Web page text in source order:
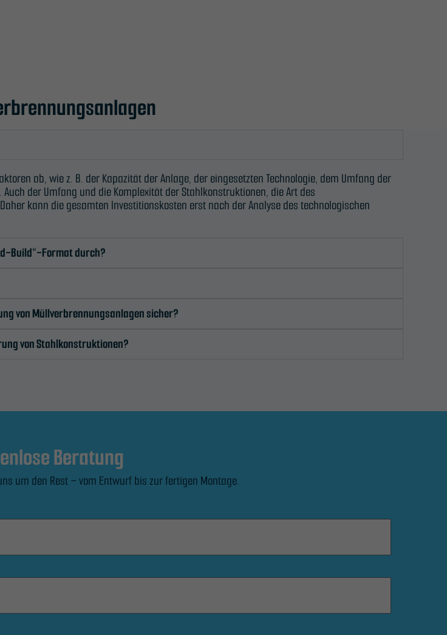
ab, wie z. B. der Kapazität der Anlage, der eingesetzten Technologie, dem Umfang der
der Umfang und die Komplexität der Stahlkonstruktionen, die Art des
kann die gesamten Investitionskosten erst nach der Analyse des technologischen
Build“-Format durch?
von Müllverbrennungsanlagen sicher?
von Stahlkonstruktionen?
Beratung
um den Rest – vom Entwurf bis zur fertigen Montage.
Erforderlich
Diese
werden
benötigt,
funktioniert.
Damit wir die
und die
können,
Nutzung der
Website.
Erleben
Damit